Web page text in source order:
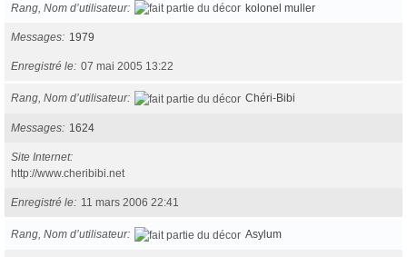
Rang, Nom d’utilisateur kolonel muller
Messages 1979
Enregistré le 07 mai 2005 13:22
Rang, Nom d’utilisateur Chéri-Bibi
Messages 1624
Site Internet
http://www.cheribibi.net
Enregistré le 11 mars 2006 22:41
Rang, Nom d’utilisateur Asylum